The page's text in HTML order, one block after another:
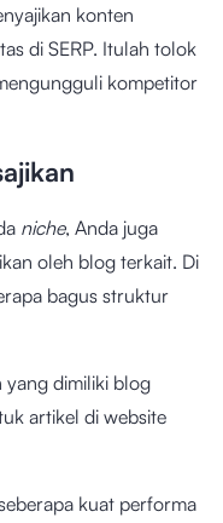
konten
di SERP. Itulah tolok
kompetitor
niche, Anda juga
oleh blog terkait. Di
bagus struktur
yang dimiliki blog
artikel di website
kuat performa